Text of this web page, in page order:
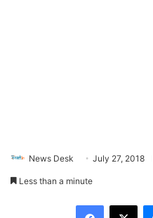
News Desk July 27, 2018
Less than a minute